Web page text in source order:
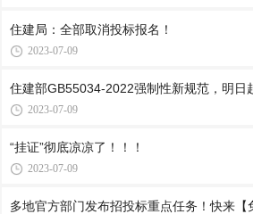
住建局：全部取消投标报名！
2023-07-09
住建部GB55034-2022强制性新规范，明日
2023-07-09
“挂证”彻底凉凉了！！！
2023-07-09
多地官方部门发布招投标重点任务！快来